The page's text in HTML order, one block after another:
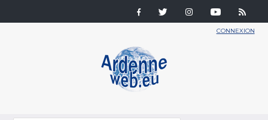
CONNEXION